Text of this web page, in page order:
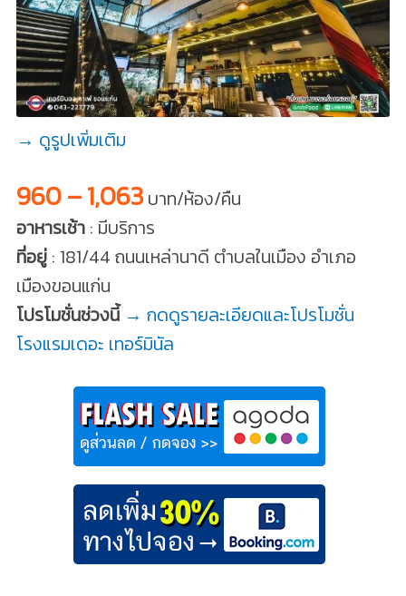
→ ดูรูปเพิ่มเติม
960 – 1,063บาท/ห้อง/คืน
อาหารเช้า: มีบริการ
ที่อยู่: 181/44 ถนนเหล่านาดี ตำบลในเมือง อำเภอ
เมืองขอนแก่น
โปรโมชั่นช่วงนี้ → กดดูรายละเอียดและโปรโมชั่น
โรงแรมเดอะ เทอร์มินัล